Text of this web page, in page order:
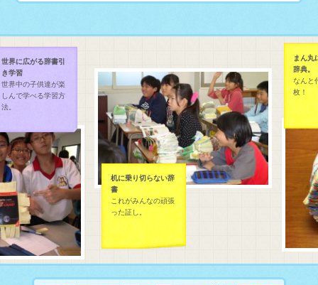
界に広がる辞書引
学習
界中の子供達が楽
んで学べる学習方
。
机に乗り切らない辞
書
これがみんなの頑張
った証し。
まん丸
辞典。
なんと
枚！